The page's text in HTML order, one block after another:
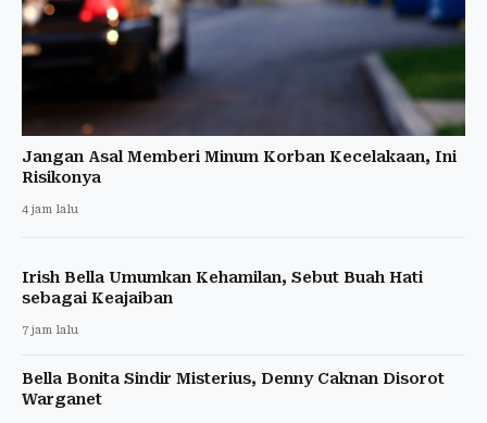
Jangan Asal Memberi Minum Korban Kecelakaan, Ini
Risikonya
4 jam lalu
Irish Bella Umumkan Kehamilan, Sebut Buah Hati
sebagai Keajaiban
7 jam lalu
Bella Bonita Sindir Misterius, Denny Caknan Disorot
Warganet